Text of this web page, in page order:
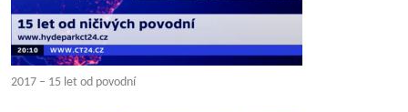
2017 – 15 let od povodní